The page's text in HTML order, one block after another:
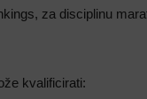
za disciplinu
kvalificirati: